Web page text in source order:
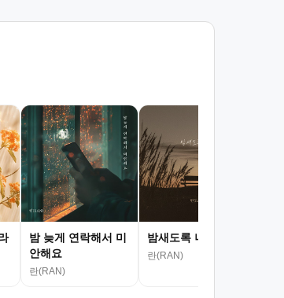
밤 늦게 연락해서 미
안해요
란(RAN)
밤새도록 너를
란(RAN)